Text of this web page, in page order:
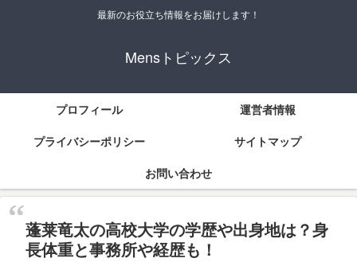
最新のお役立ち情報をお届けします！
Mensトピックス
プロフィール
運営者情報
プライバシーポリシー
サイトマップ
お問い合わせ
蓬莱竜太の高校大学の学歴や出身地は？身
長体重と事務所や経歴も！